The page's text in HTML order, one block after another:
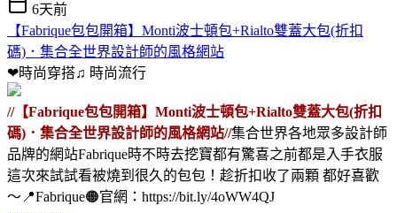
6天前
【Fabrique包包開箱】Monti波士頓包+Rialto雙蓋大包(折扣
碼)．集合全世界設計師的風格網站
❤時尚穿搭♫ 時尚流行
//【Fabrique包包開箱】Monti波士頓包+Rialto雙蓋大包(折扣
碼)．集合全世界設計師的風格網站//集合世界各地眾多設計師
品牌的網站Fabrique時不時去挖寶都有驚喜之前都是入手衣服
這次來試試看被燒到很久的包包！趁折扣收了兩顆 都好喜歡
～📍Fabrique🟠官網：https://bit.ly/4oWW4QJ